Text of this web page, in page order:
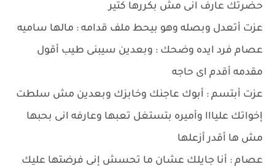
حضرتك عارف انى مش بكررها كتير
عزت أتعدل وبصله وهو بيحط ملف قدامه : مالها ساميه
عصام فرد ايده وضحك : وبعدين سيبنى طيب أقول
مقدمه أقدم اى حاجه
عزت أبتسم : أبوك عاجنك وخابزك وبعدين مش سلطت
إخواتك عليااا وأميره بتستغل تعبها وعارفه انى بحبها
مش ها أقدر أزعلها
عصام : أنا جايلك عشان ما تحسش إنى فرضتها عليك